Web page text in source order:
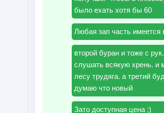
было ехать хотя бы 60
Любая зап часть имеется
второй буран и тоже с
слушать всякую хрень. и
лесу трудяга. а третий
думаю что новый
Зато доступная цена ;)